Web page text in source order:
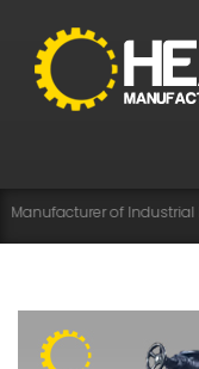
of Industrial Heating